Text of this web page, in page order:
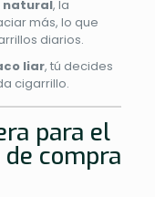
, la
más, lo que
diarios.
liar, tú decides
cigarrillo.
para el
compra